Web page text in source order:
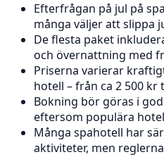
Efterfrågan på jul på
många väljer att slippa
De flesta paket
och övernattning med
Priserna varierar
hotell – från ca 2 500
Bokning bör göras i
eftersom populära
Många spahotell har
aktiviteter, men